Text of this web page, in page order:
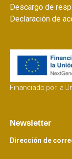
Descargo de
Declaración de
Financiado por la
Newsletter
Dirección de